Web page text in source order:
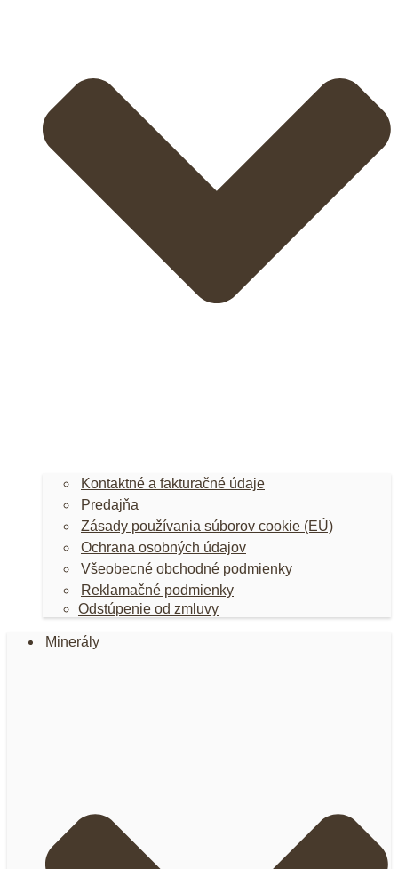
Kontaktné a fakturačné údaje
Predajňa
Zásady používania súborov cookie (EÚ)
Ochrana osobných údajov
Všeobecné obchodné podmienky
Reklamačné podmienky
Odstúpenie od zmluvy
Minerály